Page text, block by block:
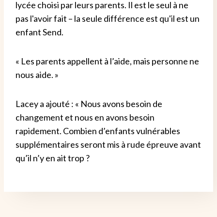
lycée choisi par leurs parents. Il est le seul à ne
pas l'avoir fait – la seule différence est qu'il est un
enfant Send.
« Les parents appellent à l’aide, mais personne ne
nous aide. »
Lacey a ajouté : « Nous avons besoin de
changement et nous en avons besoin
rapidement. Combien d’enfants vulnérables
supplémentaires seront mis à rude épreuve avant
qu’il n’y en ait trop ?